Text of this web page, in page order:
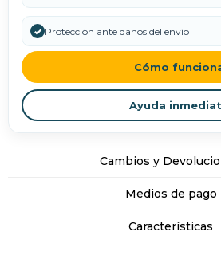
✓ Protección ante daños del envío
Cómo
Ayuda
Cambios y
Medios de pago
Características